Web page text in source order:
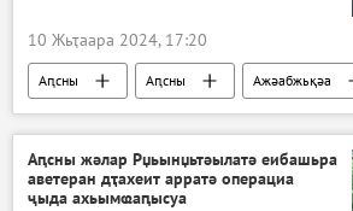
10 Жьҭаара 2024, 17:20
Аԥсны Аԥсны Ажәабжьқәа
Аԥсны жәлар Рџьынџьтәылатә еибашьра
аветеран дҭахеит арратә операциа
ҷыда ахьымҩаԥысуа